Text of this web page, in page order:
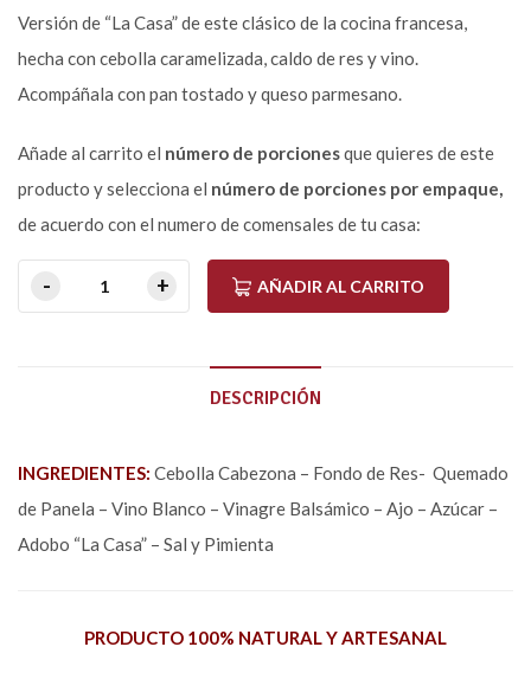
Versión de “La Casa” de este clásico de la cocina francesa,
hecha con cebolla caramelizada, caldo de res y vino.
Acompáñala con pan tostado y queso parmesano.
Añade al carrito el número de porcionesque quieres de este
producto y selecciona el número de porciones por empaque,
de acuerdo con el numero de comensales de tu casa:
AÑADIR AL CARRITO
DESCRIPCIÓN
INGREDIENTES: Cebolla Cabezona – Fondo de Res- Quemado
de Panela – Vino Blanco – Vinagre Balsámico – Ajo – Azúcar –
Adobo “La Casa” – Sal y Pimienta
PRODUCTO 100% NATURAL Y ARTESANAL